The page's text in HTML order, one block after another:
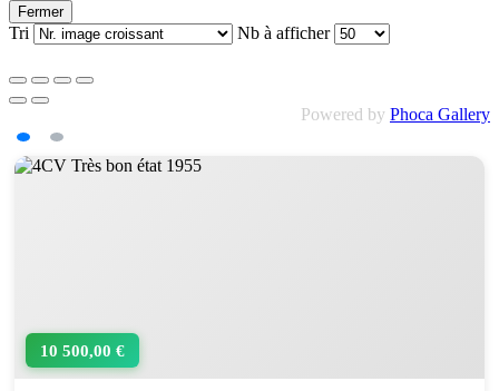
Fermer
Tri Nb à afficher
Powered by Phoca Gallery
10 500,00 €